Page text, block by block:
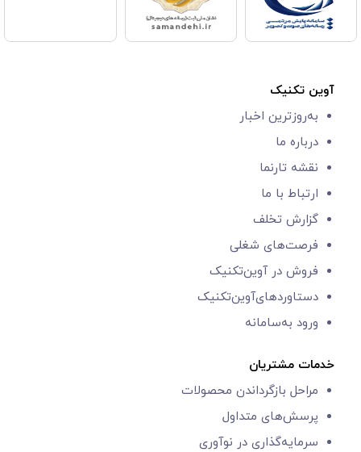
آوین تکنیک
به‌روزترین اخبار
درباره ما
نقشه تارنما
ارتباط با ما
گزارش‌ تخلف
فرصت‌های شغلی
فروش در آوین‌تکنیک
دستاوردهای‌آوین‌تکنیک
ورود به‌سامانه
خدمات مشتریان
مراحل بازگرداندن محصولات
پرسش‌های متداول
سرمایه‌گذاری در نوآوری